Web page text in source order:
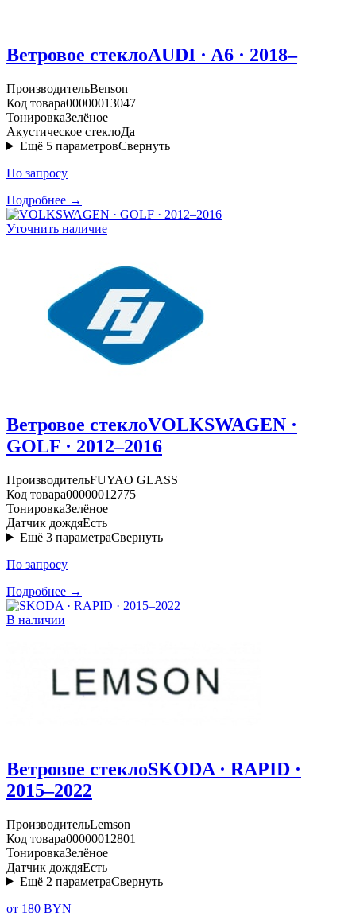
Ветровое стеклоAUDI · A6 · 2018–
ПроизводительBenson
Код товара00000013047
ТонировкаЗелёное
Акустическое стеклоДа
Ещё 5 параметровСвернуть
По запросу
Подробнее →
Уточнить наличие
Ветровое стеклоVOLKSWAGEN ·
GOLF · 2012–2016
ПроизводительFUYAO GLASS
Код товара00000012775
ТонировкаЗелёное
Датчик дождяЕсть
Ещё 3 параметраСвернуть
По запросу
Подробнее →
В наличии
Ветровое стеклоSKODA · RAPID ·
2015–2022
ПроизводительLemson
Код товара00000012801
ТонировкаЗелёное
Датчик дождяЕсть
Ещё 2 параметраСвернуть
от 180 BYN